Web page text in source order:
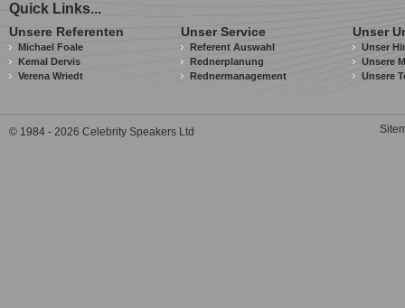
Quick Links...
Unsere Referenten
Michael Foale
Kemal Dervis
Verena Wriedt
Unser Service
Referent Auswahl
Rednerplanung
Rednermanagement
Unser
Unser
Unsere
Unsere
© 1984 - 2026 Celebrity Speakers Ltd